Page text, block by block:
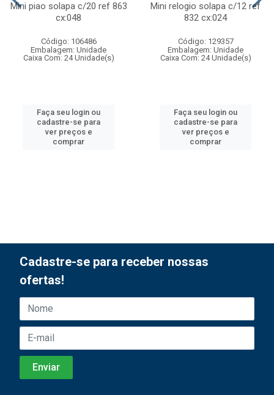
Mini piao solapa c/20 ref 863
cx:048
Código: 106486
Embalagem: Unidade
Caixa Com: 24 Unidade(s)
Faça seu login ou
cadastre-se para
ver preços e
comprar
Mini relogio solapa c/12 ref
832 cx:024
Código: 129357
Embalagem: Unidade
Caixa Com: 24 Unidade(s)
Faça seu login ou
cadastre-se para
ver preços e
comprar
Cadastre-se para receber nossas
ofertas!